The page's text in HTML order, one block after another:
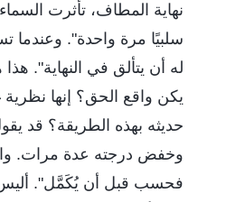
نهاية المطاف، تأثرت
سلبيًا مرة واحدة". وعندما
له أن يتألق في النهاية".
يكن واقع الحق؟ إنها نظرية
حديثه بهذه الطريقة؟ قد
وخفض درجته عدة مرات.
فحسب قبل أن يُكَمَّل". أليس